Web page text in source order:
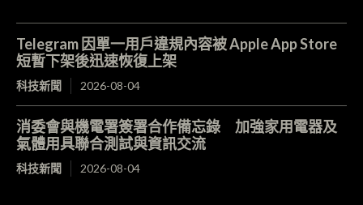
Telegram 因單一用戶違規內容被 Apple App Store
短暫下架後迅速恢復上架
科技新聞 2026-08-04
消委會與機電署簽署合作備忘錄 加強家用電器及
氣體用具聯合測試與資訊交流
科技新聞 2026-08-04